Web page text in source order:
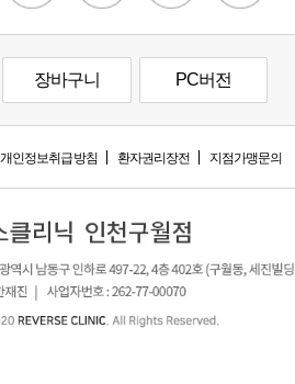
장바구니 PC버전
개인정보취급방침 환자권리장전 지점가맹문의